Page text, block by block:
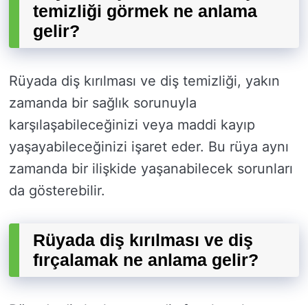
temizliği görmek ne anlama
gelir?
Rüyada diş kırılması ve diş temizliği, yakın
zamanda bir sağlık sorunuyla
karşılaşabileceğinizi veya maddi kayıp
yaşayabileceğinizi işaret eder. Bu rüya aynı
zamanda bir ilişkide yaşanabilecek sorunları
da gösterebilir.
Rüyada diş kırılması ve diş
fırçalamak ne anlama gelir?